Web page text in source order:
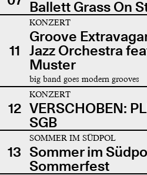
Ballett Grass On
11
KONZERT
Groove
Jazz Orchestra
Muster
big band goes modern grooves
12
KONZERT
VERSCHOBEN:
SGB
13
SOMMER IM SÜDPOL
Sommer im
Sommerfest